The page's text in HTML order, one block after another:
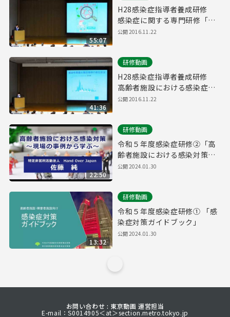
55:07
H28感染症指導者養成研修
感染症に関する専門研修「高
齢者の結核について」
公開2016.11.22
41:36
研修動画
H28感染症指導者養成研修
高齢者施設における感染症危
機管理～接触感染・飛沫感染
公開2016.11.22
22:50
研修動画
令和５年度感染症研修②「高
齢者施設における感染対策～
現場の事例から学ぶ」
公開2024.01.30
13:32
研修動画
令和５年度感染症研修① 「感
染症対策ガイドブック」
公開2024.01.30
お問い合わせ : 東京動画 運営担当
E-mail：S0014905＜at＞section.metro.tokyo.jp